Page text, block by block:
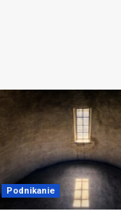
Podnikanie